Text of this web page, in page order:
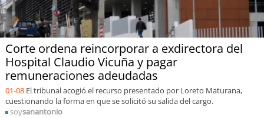
Corte ordena reincorporar a exdirectora del
Hospital Claudio Vicuña y pagar
remuneraciones adeudadas
01-08 El tribunal acogió el recurso presentado por Loreto Maturana,
cuestionando la forma en que se solicitó su salida del cargo.
soysanantonio